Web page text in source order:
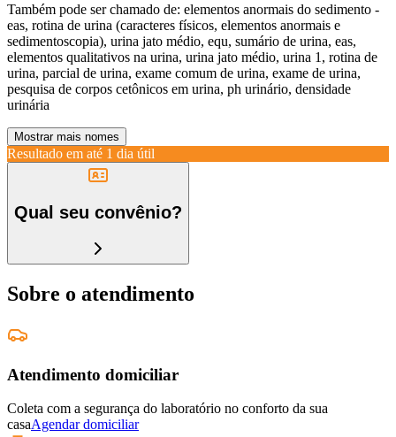
Também pode ser chamado de: elementos anormais do sedimento -
eas, rotina de urina (caracteres físicos, elementos anormais e
sedimentoscopia), urina jato médio, equ, sumário de urina, eas,
elementos qualitativos na urina, urina jato médio, urina 1, rotina de
urina, parcial de urina, exame comum de urina, exame de urina,
pesquisa de corpos cetônicos em urina, ph urinário, densidade
urinária
Mostrar mais nomes
Resultado em até 1 dia útil
Qual seu convênio?
Sobre o atendimento
Atendimento domiciliar
Coleta com a segurança do laboratório no conforto da sua
casaAgendar domiciliar